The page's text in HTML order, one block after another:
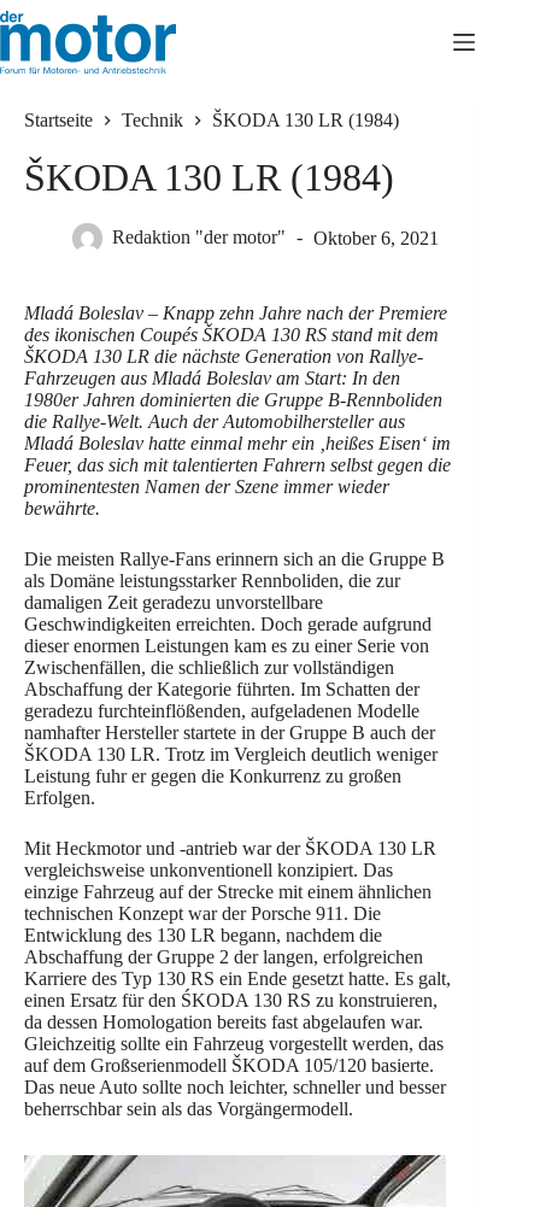
Startseite Technik ŠKODA 130 LR (1984)
ŠKODA 130 LR (1984)
Redaktion "der motor" Oktober 6, 2021
Mladá Boleslav – Knapp zehn Jahre nach der Premiere
des ikonischen Coupés ŠKODA 130 RS stand mit dem
ŠKODA 130 LR die nächste Generation von Rallye-
Fahrzeugen aus Mladá Boleslav am Start: In den
1980er Jahren dominierten die Gruppe B-Rennboliden
die Rallye-Welt. Auch der Automobilhersteller aus
Mladá Boleslav hatte einmal mehr ein ‚heißes Eisen‘ im
Feuer, das sich mit talentierten Fahrern selbst gegen die
prominentesten Namen der Szene immer wieder
bewährte.
Die meisten Rallye-Fans erinnern sich an die Gruppe B
als Domäne leistungsstarker Rennboliden, die zur
damaligen Zeit geradezu unvorstellbare
Geschwindigkeiten erreichten. Doch gerade aufgrund
dieser enormen Leistungen kam es zu einer Serie von
Zwischenfällen, die schließlich zur vollständigen
Abschaffung der Kategorie führten. Im Schatten der
geradezu furchteinflößenden, aufgeladenen Modelle
namhafter Hersteller startete in der Gruppe B auch der
ŠKODA 130 LR. Trotz im Vergleich deutlich weniger
Leistung fuhr er gegen die Konkurrenz zu großen
Erfolgen.
Mit Heckmotor und -antrieb war der ŠKODA 130 LR
vergleichsweise unkonventionell konzipiert. Das
einzige Fahrzeug auf der Strecke mit einem ähnlichen
technischen Konzept war der Porsche 911. Die
Entwicklung des 130 LR begann, nachdem die
Abschaffung der Gruppe 2 der langen, erfolgreichen
Karriere des Typ 130 RS ein Ende gesetzt hatte. Es galt,
einen Ersatz für den ŚKODA 130 RS zu konstruieren,
da dessen Homologation bereits fast abgelaufen war.
Gleichzeitig sollte ein Fahrzeug vorgestellt werden, das
auf dem Großserienmodell ŠKODA 105/120 basierte.
Das neue Auto sollte noch leichter, schneller und besser
beherrschbar sein als das Vorgängermodell.